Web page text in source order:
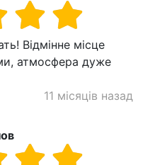
Відмінне місце
атмосфера дуже
11 місяців назад